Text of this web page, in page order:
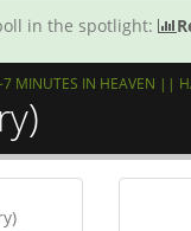
in the spotlight:
MINUTES IN HEAVEN ||